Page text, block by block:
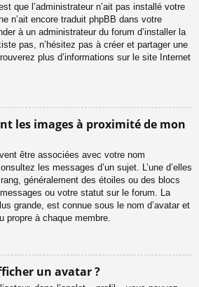
que l’administrateur n’ait pas installé votre
n’ait encore traduit phpBB dans votre
à un administrateur du forum d’installer la
pas, n’hésitez pas à créer et partager une
plus d’informations sur le site Internet
les images à proximité de mon
être associées avec votre nom
les messages d’un sujet. L’une d’elles
généralement des étoiles ou des blocs
ou votre statut sur le forum. La
grande, est connue sous le nom d’avatar et
propre à chaque membre.
un avatar ?